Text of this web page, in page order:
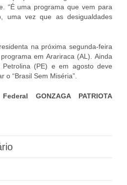
“É uma programa que vem para
uma vez que as desigualdades
na próxima segunda-feira
em Arariraca (AL). Ainda
(PE) e em agosto deve
o “Brasil Sem Miséria”.
GONZAGA PATRIOTA